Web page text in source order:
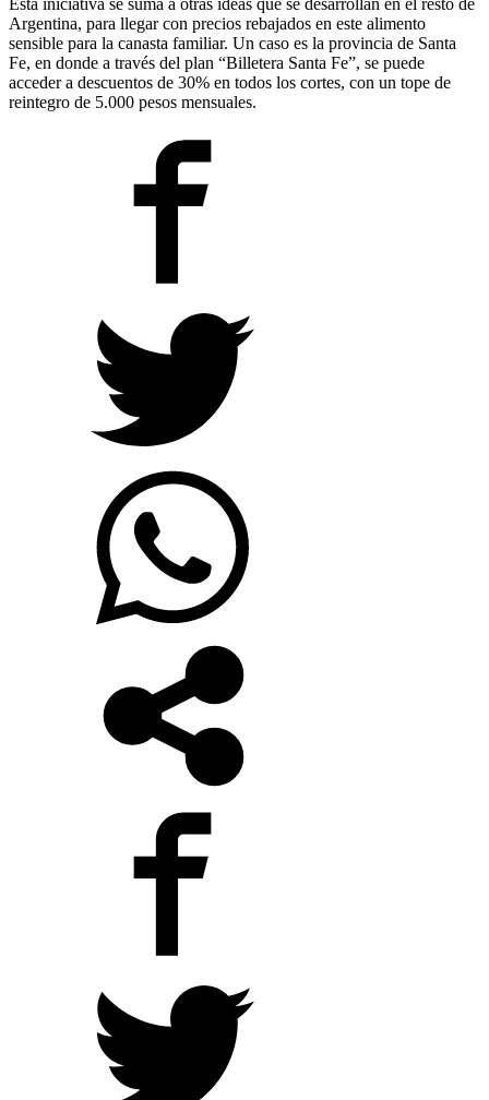
Esta iniciativa se suma a otras ideas que se desarrollan en el resto de
Argentina, para llegar con precios rebajados en este alimento
sensible para la canasta familiar. Un caso es la provincia de Santa
Fe, en donde a través del plan “Billetera Santa Fe”, se puede
acceder a descuentos de 30% en todos los cortes, con un tope de
reintegro de 5.000 pesos mensuales.